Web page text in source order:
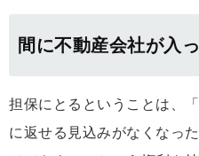
間に不動産会社が入
担保にとるということは、
に返せる見込みがなくなっ